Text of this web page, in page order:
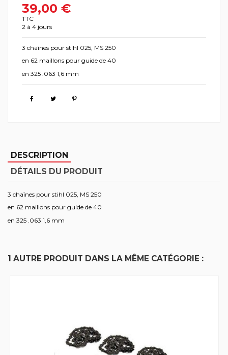
39,00 €
TTC
2 à 4 jours
3 chaînes pour stihl 025, MS 250
en 62 maillons pour guide de 40
en 325 .063 1,6 mm
DESCRIPTION
DÉTAILS DU PRODUIT
3 chaînes pour stihl 025, MS 250
en 62 maillons pour guide de 40
en 325 .063 1,6 mm
1 AUTRE PRODUIT DANS LA MÊME CATÉGORIE :